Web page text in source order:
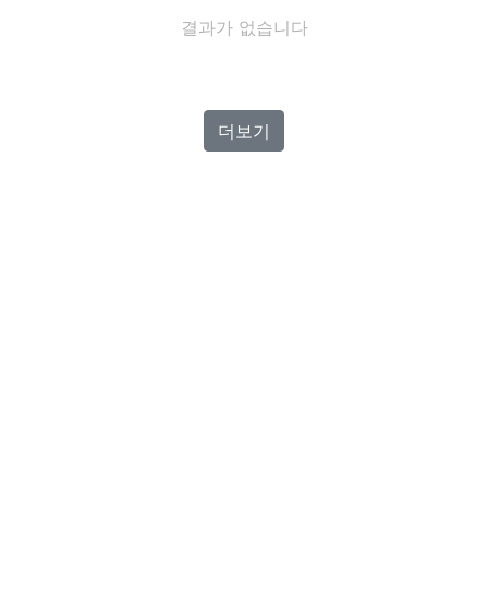
결과가 없습니다
더보기